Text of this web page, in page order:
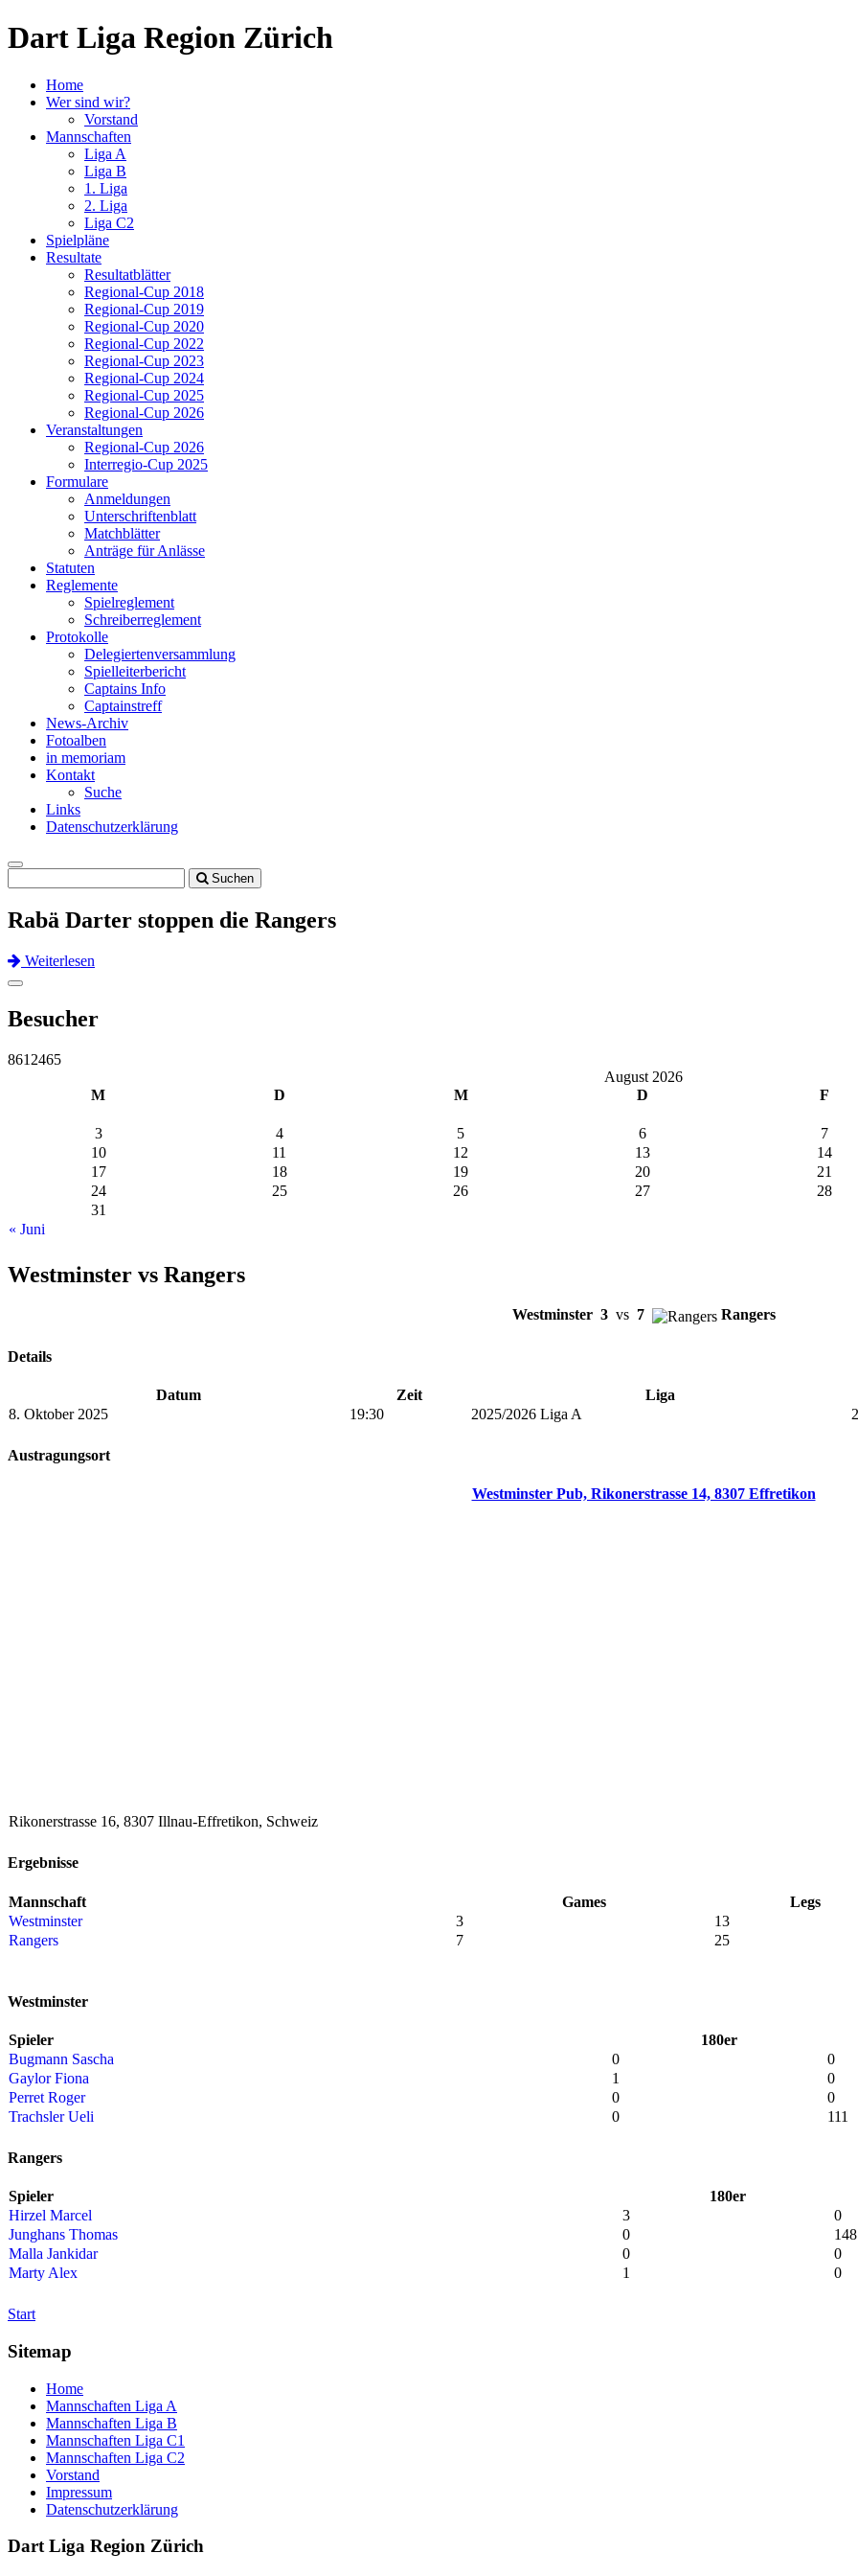
Dart Liga Region Zürich
Home
Wer sind wir?
Vorstand
Mannschaften
Liga A
Liga B
1. Liga
2. Liga
Liga C2
Spielpläne
Resultate
Resultatblätter
Regional-Cup 2018
Regional-Cup 2019
Regional-Cup 2020
Regional-Cup 2022
Regional-Cup 2023
Regional-Cup 2024
Regional-Cup 2025
Regional-Cup 2026
Veranstaltungen
Regional-Cup 2026
Interregio-Cup 2025
Formulare
Anmeldungen
Unterschriftenblatt
Matchblätter
Anträge für Anlässe
Statuten
Reglemente
Spielreglement
Schreiberreglement
Protokolle
Delegiertenversammlung
Spielleiterbericht
Captains Info
Captainstreff
News-Archiv
Fotoalben
in memoriam
Kontakt
Suche
Links
Datenschutzerklärung
Toggle
navigation
Suchen
Rabä Darter stoppen die Rangers
Weiterlesen
Previous
Next
Toggle
Besucher
8612465
August 2026
M
D M D F
« Juni
3
4 5 6 7
10
11 12 13 14
17
18 19 20 21
24
25 26 27 28
31
Westminster vs Rangers
Westminster 3 vs 7 Rangers
Details
Datum Zeit Liga
8. Oktober 2025
19:30 2025/2026 Liga A
Austragungsort
Westminster Pub, Rikonerstrasse 14, 8307 Effretikon
Rikonerstrasse 16, 8307 Illnau-Effretikon, Schweiz
Ergebnisse
Mannschaft Games Legs
Westminster
3 13
Rangers
7 25
Westminster
Spieler 180er
Bugmann Sascha
0 0
Gaylor Fiona
1 0
Perret Roger
0 0
Trachsler Ueli
0 111
Rangers
Spieler 180er
Hirzel Marcel
3 0
Junghans Thomas
0 148
Malla Jankidar
0 0
Marty Alex
1 0
Start
Sitemap
Home
Mannschaften Liga A
Mannschaften Liga B
Mannschaften Liga C1
Mannschaften Liga C2
Vorstand
Impressum
Datenschutzerklärung
Dart Liga Region Zürich